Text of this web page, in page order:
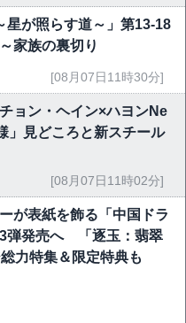
星が照らす道～」第13-18
家族の裏切り
[08月07日11時30分]
ョン・ヘイン×ハヨンNe
」見どころと新スチール
[08月07日11時02分]
が表紙を飾る「中国ドラ
弾発売へ 「逐玉：翡翠
力特集＆限定特典も